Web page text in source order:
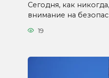
Сегодня, как
внимание на
19